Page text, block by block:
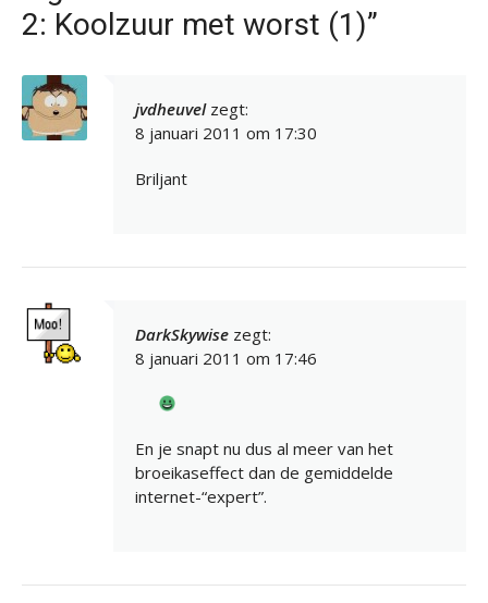
2: Koolzuur met worst (1)”
jvdheuvel zegt:
8 januari 2011 om 17:30
Briljant
DarkSkywise zegt:
8 januari 2011 om 17:46
En je snapt nu dus al meer van het
broeikaseffect dan de gemiddelde
internet-“expert”.